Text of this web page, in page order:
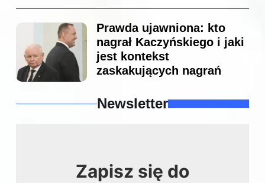
Prawda ujawniona: kto
nagrał Kaczyńskiego i jaki
jest kontekst
zaskakujących nagrań
Newsletter
Zapisz się do